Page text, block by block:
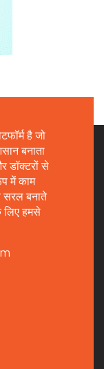
है जो
बनाता
डॉक्टरों से
में काम
सरल बनाते
लिए हमसे